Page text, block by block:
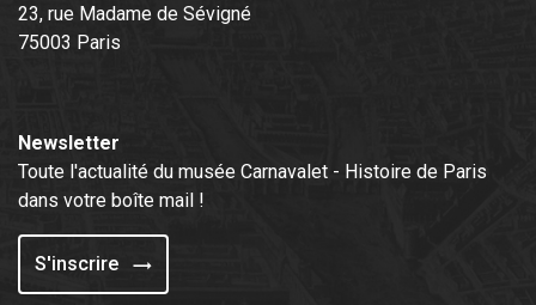
23, rue Madame de Sévigné
75003 Paris
Newsletter
Toute l'actualité du musée Carnavalet - Histoire de Paris
dans votre boîte mail !
S'inscrire